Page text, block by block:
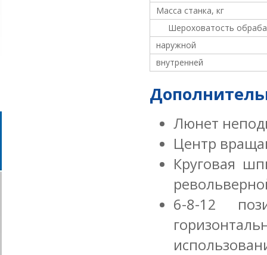
Масса станка, кг
Шероховатость
наружной
внутренней
Люнет
Центр
Круговая
6-8-12